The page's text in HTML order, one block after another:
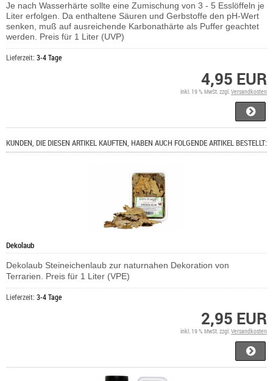
Je nach Wasserhärte sollte eine Zumischung von 3 - 5 Esslöffeln je
Liter erfolgen. Da enthaltene Säuren und Gerbstoffe den pH-Wert
senken, muß auf ausreichende Karbonathärte als Puffer geachtet
werden. Preis für 1 Liter (UVP)
Lieferzeit: 3-4 Tage
4,95 EUR
inkl. 19 % MwSt. zzgl.Versandkosten
KUNDEN, DIE DIESEN ARTIKEL KAUFTEN, HABEN AUCH FOLGENDE ARTIKEL BESTELLT:
Dekolaub
Dekolaub Steineichenlaub zur naturnahen Dekoration von
Terrarien. Preis für 1 Liter (VPE)
Lieferzeit: 3-4 Tage
2,95 EUR
inkl. 19 % MwSt. zzgl.Versandkosten